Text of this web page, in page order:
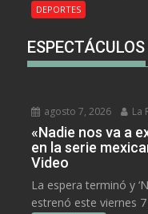
DEPORTES
ESPECTÁCULOS
agosto 7, 2026 La
«Nadie nos va a
en la serie
Video
La espera terminó y
estrenó este viernes 7